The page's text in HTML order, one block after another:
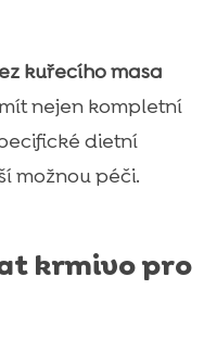
kuřecího masa
nejen kompletní
dietní
možnou péči.
krmivo pro